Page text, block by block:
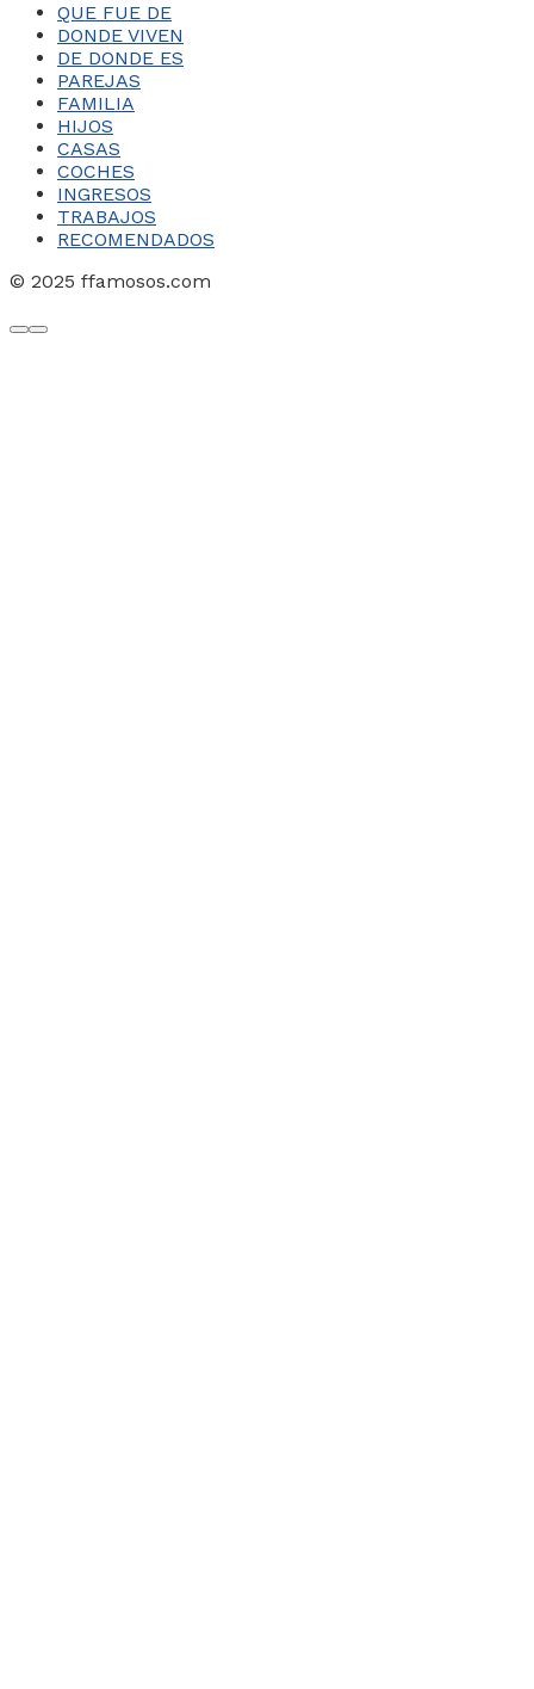
QUE FUE DE
DONDE VIVEN
DE DONDE ES
PAREJAS
FAMILIA
HIJOS
CASAS
COCHES
INGRESOS
TRABAJOS
RECOMENDADOS
© 2025 ffamosos.com